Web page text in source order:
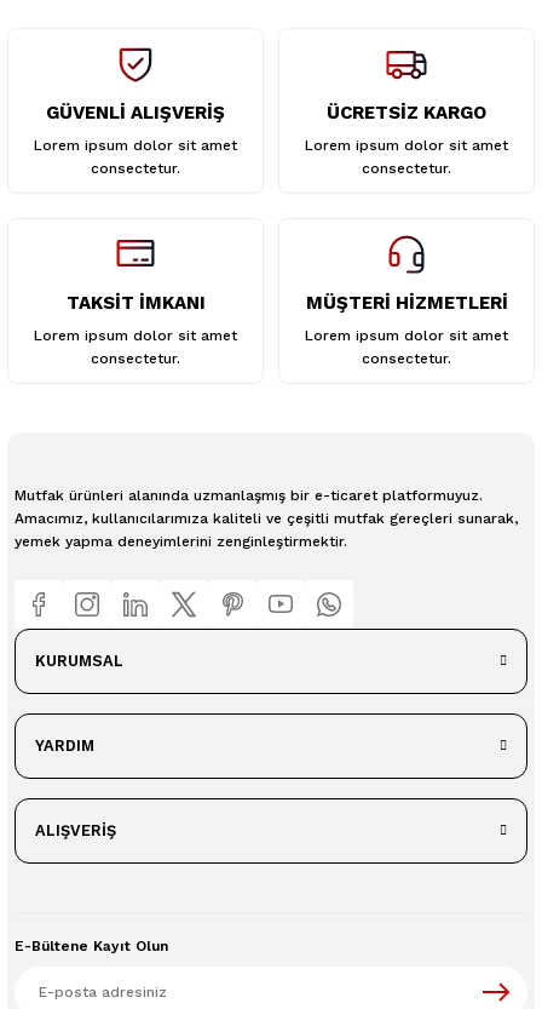
GÜVENLİ ALIŞVERİŞ
Lorem ipsum dolor sit amet
consectetur.
ÜCRETSİZ KARGO
Lorem ipsum dolor sit amet
consectetur.
TAKSİT İMKANI
Lorem ipsum dolor sit amet
consectetur.
MÜŞTERİ HİZMETLERİ
Lorem ipsum dolor sit amet
consectetur.
Mutfak ürünleri alanında uzmanlaşmış bir e-ticaret platformuyuz.
Amacımız, kullanıcılarımıza kaliteli ve çeşitli mutfak gereçleri sunarak,
yemek yapma deneyimlerini zenginleştirmektir.
KURUMSAL
YARDIM
ALIŞVERİŞ
E-Bültene Kayıt Olun